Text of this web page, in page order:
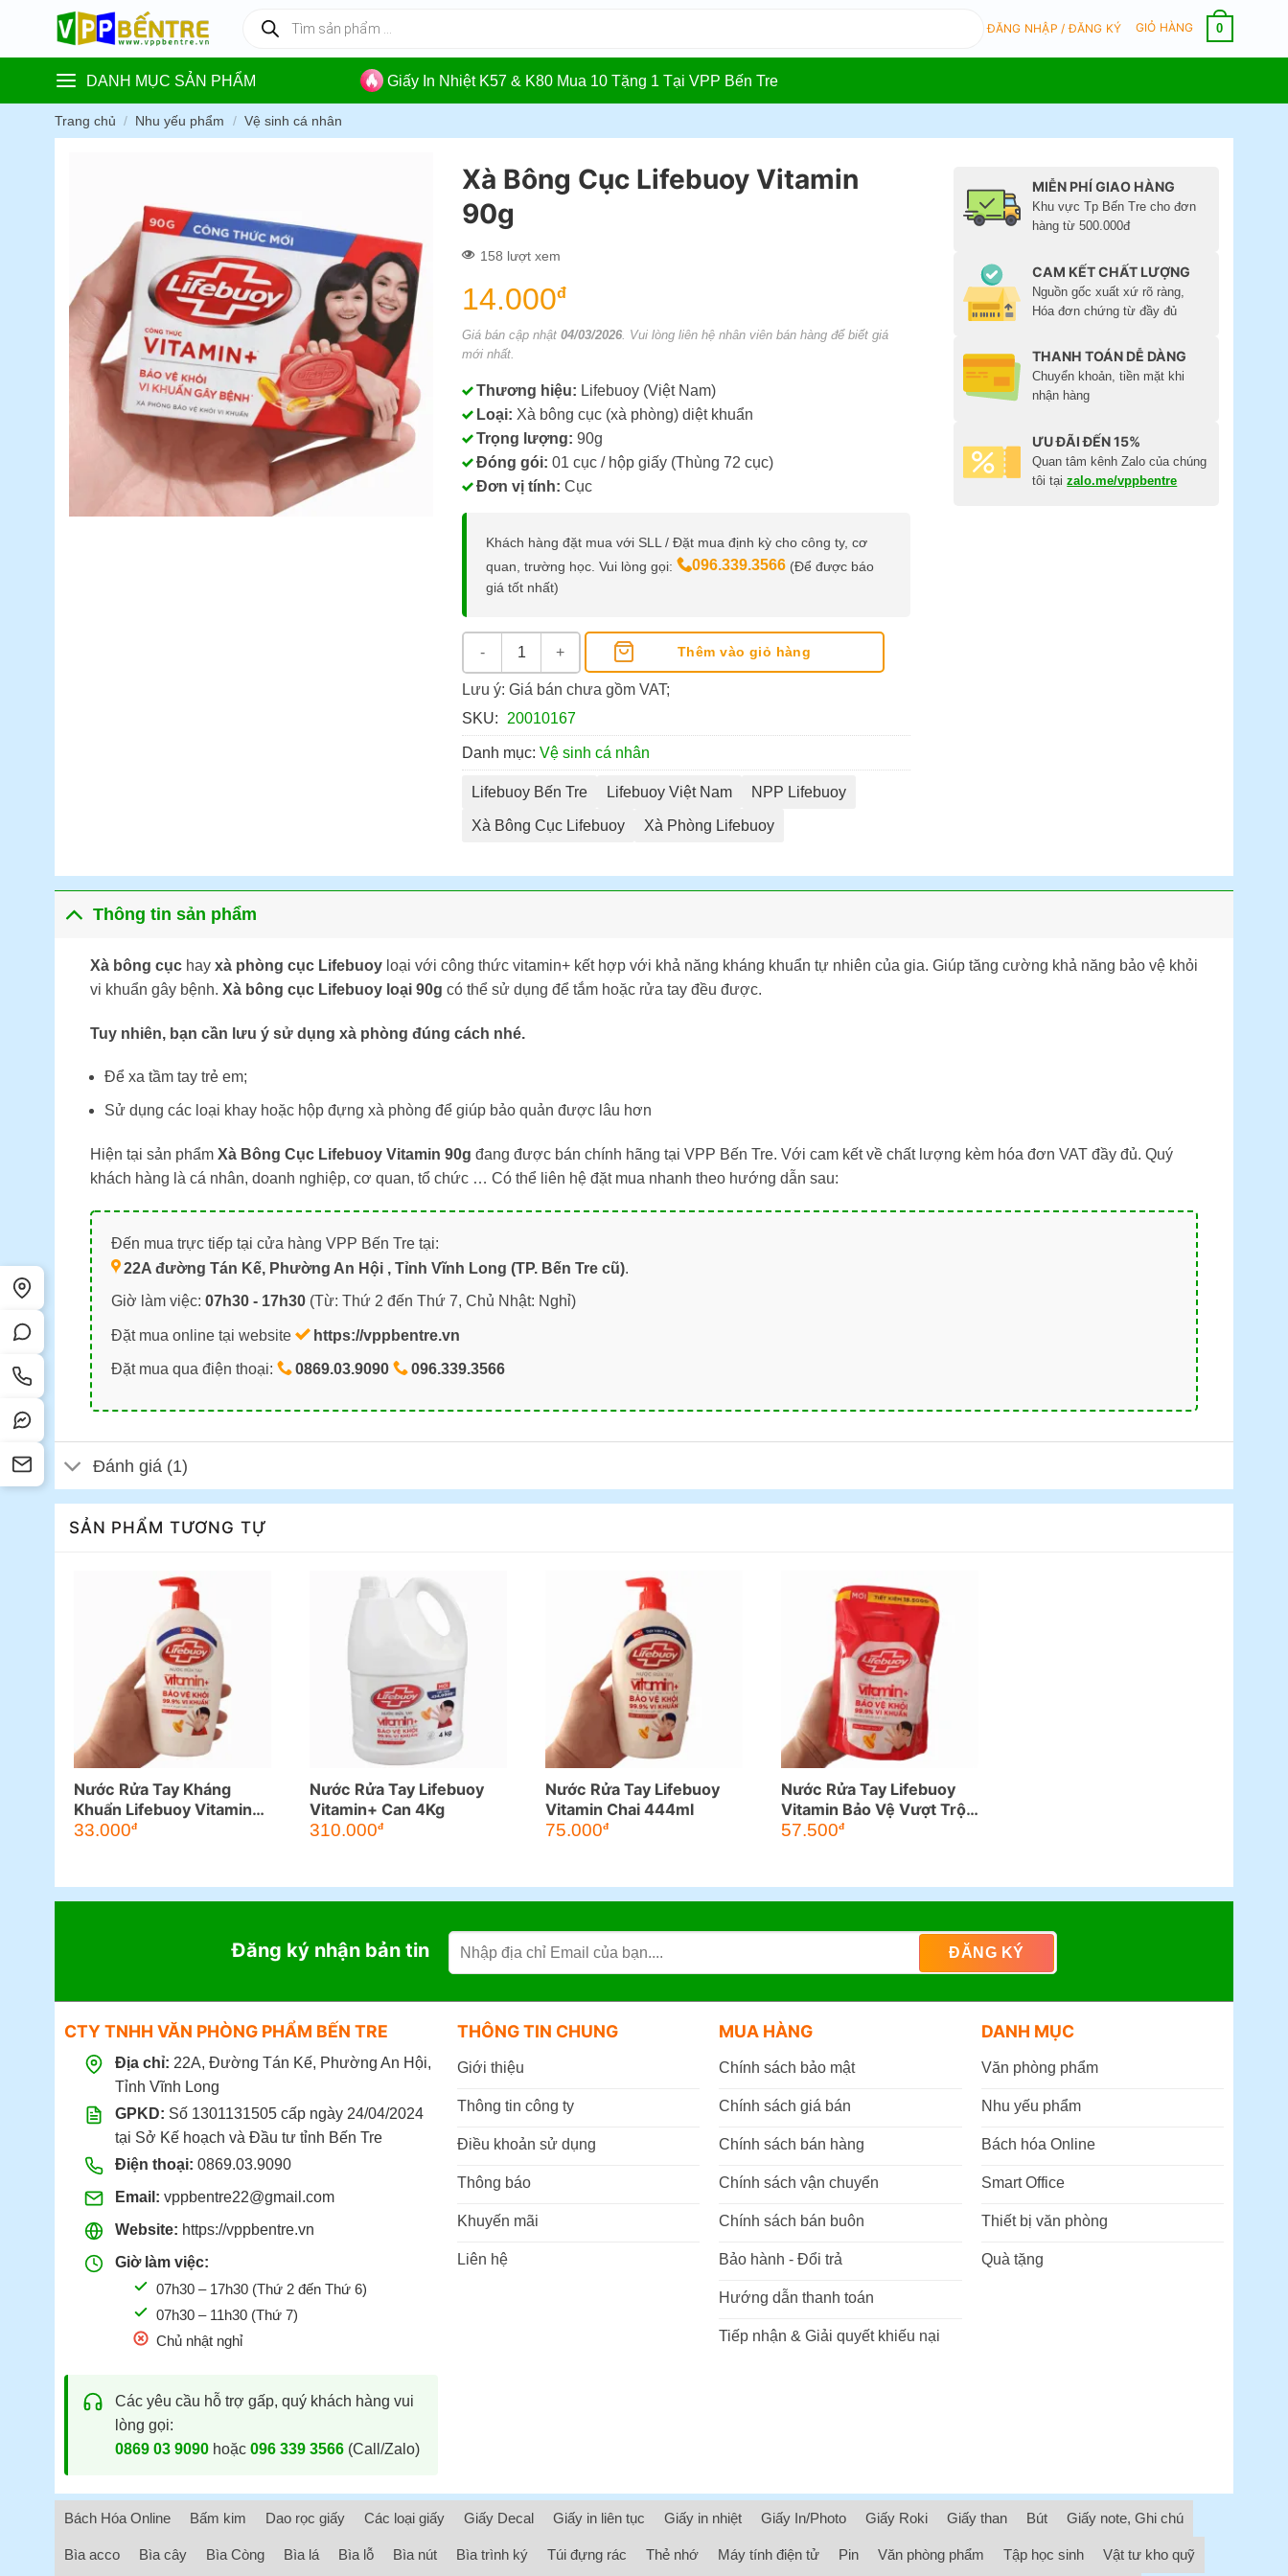
content
kiếm
phẩm
ĐĂNG NHẬP / ĐĂNG KÝ GIỎ HÀNG 0
DANH MỤC SẢN PHẨM Giấy In Nhiệt K57 & K80 Mua 10 Tặng 1 Tại VPP Bến Tre
Trang chủ / Nhu yếu phẩm / Vệ sinh cá nhân
Xà Bông Cục Lifebuoy Vitamin
90g
158 lượt xem
14.000đ
Giá bán cập nhật 04/03/2026 . Vui lòng liên hệ nhân viên bán hàng để biết giá
mới nhất.
Thương hiệu: Lifebuoy (Việt Nam)
Loại: Xà bông cục (xà phòng) diệt khuẩn
Trọng lượng: 90g
Đóng gói: 01 cục / hộp giấy (Thùng 72 cục)
Đơn vị tính: Cục
Khách hàng đặt mua với SLL / Đặt mua định kỳ cho công ty, cơ
quan, trường học. Vui lòng gọi:
096.339.3566 (Để được báo
giá tốt nhất)
Xà Bông Cục Lifebuoy Vitamin 90g số lượng
Thêm vào giỏ hàng
Lưu ý: Giá bán chưa gồm VAT;
SKU:
20010167
Danh mục: Vệ sinh cá nhân
Lifebuoy Bến Tre Lifebuoy Việt Nam NPP Lifebuoy
Xà Bông Cục Lifebuoy Xà Phòng Lifebuoy
MIỄN PHÍ GIAO HÀNG
Khu vực Tp Bến Tre cho đơn
hàng từ 500.000đ
CAM KẾT CHẤT LƯỢNG
Nguồn gốc xuất xứ rõ ràng,
Hóa đơn chứng từ đầy đủ
THANH TOÁN DỄ DÀNG
Chuyển khoản, tiền mặt khi
nhận hàng
ƯU ĐÃI ĐẾN 15%
Quan tâm kênh Zalo của chúng
tôi tạizalo.me/vppbentre
Thông tin sản phẩm
Xà bông cụchay xà phòng cục Lifebuoyloại với công thức vitamin+ kết hợp với khả năng kháng khuẩn tự nhiên của gia. Giúp tăng cường khả năng bảo vệ khỏi
vi khuẩn gây bệnh. Xà bông cục Lifebuoy loại 90g có thể sử dụng để tắm hoặc rửa tay đều được.
Tuy nhiên, bạn cần lưu ý sử dụng xà phòng đúng cách nhé.
Để xa tầm tay trẻ em;
Sử dụng các loại khay hoặc hộp đựng xà phòng để giúp bảo quản được lâu hơn
Hiện tại sản phẩm Xà Bông Cục Lifebuoy Vitamin 90g đang được bán chính hãng tại VPP Bến Tre. Với cam kết về chất lượng kèm hóa đơn VAT đầy đủ. Quý
khách hàng là cá nhân, doanh nghiệp, cơ quan, tổ chức … Có thể liên hệ đặt mua nhanh theo hướng dẫn sau:
Đến mua trực tiếp tại cửa hàng VPP Bến Tre tại:
22A đường Tán Kế, Phường An Hội , Tỉnh Vĩnh Long (TP. Bến Tre cũ).
Giờ làm việc: 07h30 - 17h30(Từ: Thứ 2 đến Thứ 7, Chủ Nhật: Nghỉ)
Đặt mua online tại website https://vppbentre.vn
Đặt mua qua điện thoại: 0869.03.9090 096.339.3566
Đánh giá (1)
SẢN PHẨM TƯƠNG TỰ
Nước Rửa Tay Kháng
Khuẩn Lifebuoy Vitamin
Chai 177ml
33.000đ
Nước Rửa Tay Lifebuoy
Vitamin+ Can 4Kg
310.000đ
Nước Rửa Tay Lifebuoy
Vitamin Chai 444ml
75.000đ
Nước Rửa Tay Lifebuoy
Vitamin Bảo Vệ Vượt Trội
Túi 400g
57.500đ
Đăng ký nhận bản tin
CTY TNHH VĂN PHÒNG PHẨM BẾN TRE
Địa chỉ: 22A, Đường Tán Kế, Phường An Hội,
Tỉnh Vĩnh Long
GPKD: Số 1301131505 cấp ngày 24/04/2024
tại Sở Kế hoạch và Đầu tư tỉnh Bến Tre
Điện thoại: 0869.03.9090
Email: vppbentre22@gmail.com
Website: https://vppbentre.vn
Giờ làm việc:
07h30 – 17h30 (Thứ 2 đến Thứ 6)
07h30 – 11h30 (Thứ 7)
Chủ nhật nghỉ
Các yêu cầu hỗ trợ gấp, quý khách hàng vui
lòng gọi:
0869 03 9090hoặc 096 339 3566(Call/Zalo)
THÔNG TIN CHUNG
Giới thiệu
Thông tin công ty
Điều khoản sử dụng
Thông báo
Khuyến mãi
Liên hệ
MUA HÀNG
Chính sách bảo mật
Chính sách giá bán
Chính sách bán hàng
Chính sách vận chuyển
Chính sách bán buôn
Bảo hành - Đổi trả
Hướng dẫn thanh toán
Tiếp nhận & Giải quyết khiếu nại
DANH MỤC
Văn phòng phẩm
Nhu yếu phẩm
Bách hóa Online
Smart Office
Thiết bị văn phòng
Quà tặng
Bách Hóa Online Bấm kim Dao rọc giấy Các loại giấy Giấy Decal Giấy in liên tục Giấy in nhiệt Giấy In/Photo Giấy Roki Giấy than Bút Giấy note, Ghi chú
Bìa acco Bìa cây Bìa Còng Bìa lá Bìa lỗ Bìa nút Bìa trình ký Túi đựng rác Thẻ nhớ Máy tính điện tử Pin Văn phòng phẩm Tập học sinh Vật tư kho quỹ